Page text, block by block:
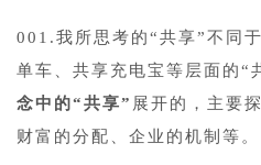
001.我所思考的“共享”不同
单车、共享充电宝等层面的“
念中的“共享” 展开的，主要
财富的分配、企业的机制等。